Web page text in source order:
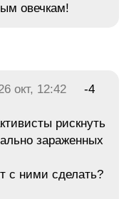
овечкам!
окт, 12:42 -4
рискнуть
зараженных
с ними сделать?